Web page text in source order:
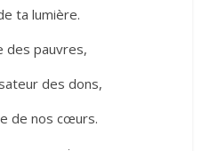
ta lumière.
des pauvres,
des dons,
de nos cœurs.